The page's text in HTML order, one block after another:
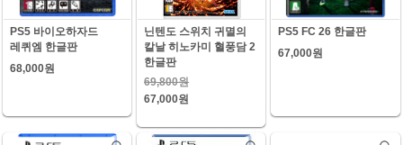
PS5 바이오하자드
레퀴엠 한글판
68,000원
닌텐도 스위치 귀멸의
칼날 히노카미 혈풍담 2
한글판
69,800원
67,000원
PS5 FC 26 한글판
67,000원